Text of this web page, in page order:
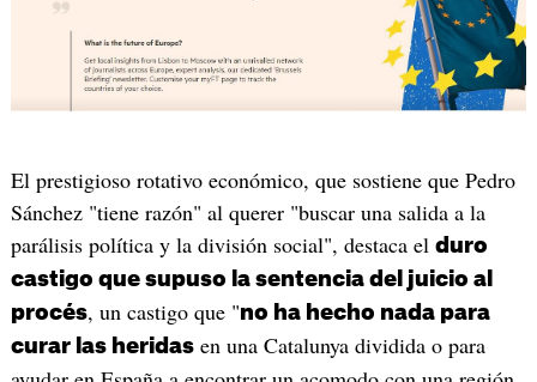
El prestigioso rotativo económico, que sostiene que Pedro
Sánchez "tiene razón" al querer "buscar una salida a la
parálisis política y la división social", destaca el duro
castigo que supuso la sentencia del juicio al
procés, un castigo que "no ha hecho nada para
curar las heridasen una Catalunya dividida o para